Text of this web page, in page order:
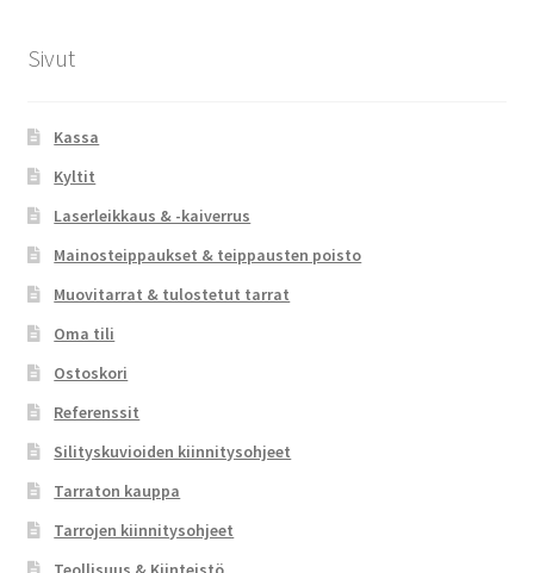
Sivut
Kassa
Kyltit
Laserleikkaus & -kaiverrus
Mainosteippaukset & teippausten poisto
Muovitarrat & tulostetut tarrat
Oma tili
Ostoskori
Referenssit
Silityskuvioiden kiinnitysohjeet
Tarraton kauppa
Tarrojen kiinnitysohjeet